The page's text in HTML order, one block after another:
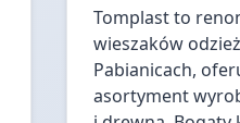
Tomplast to
wieszaków
Pabianicach,
asortyment